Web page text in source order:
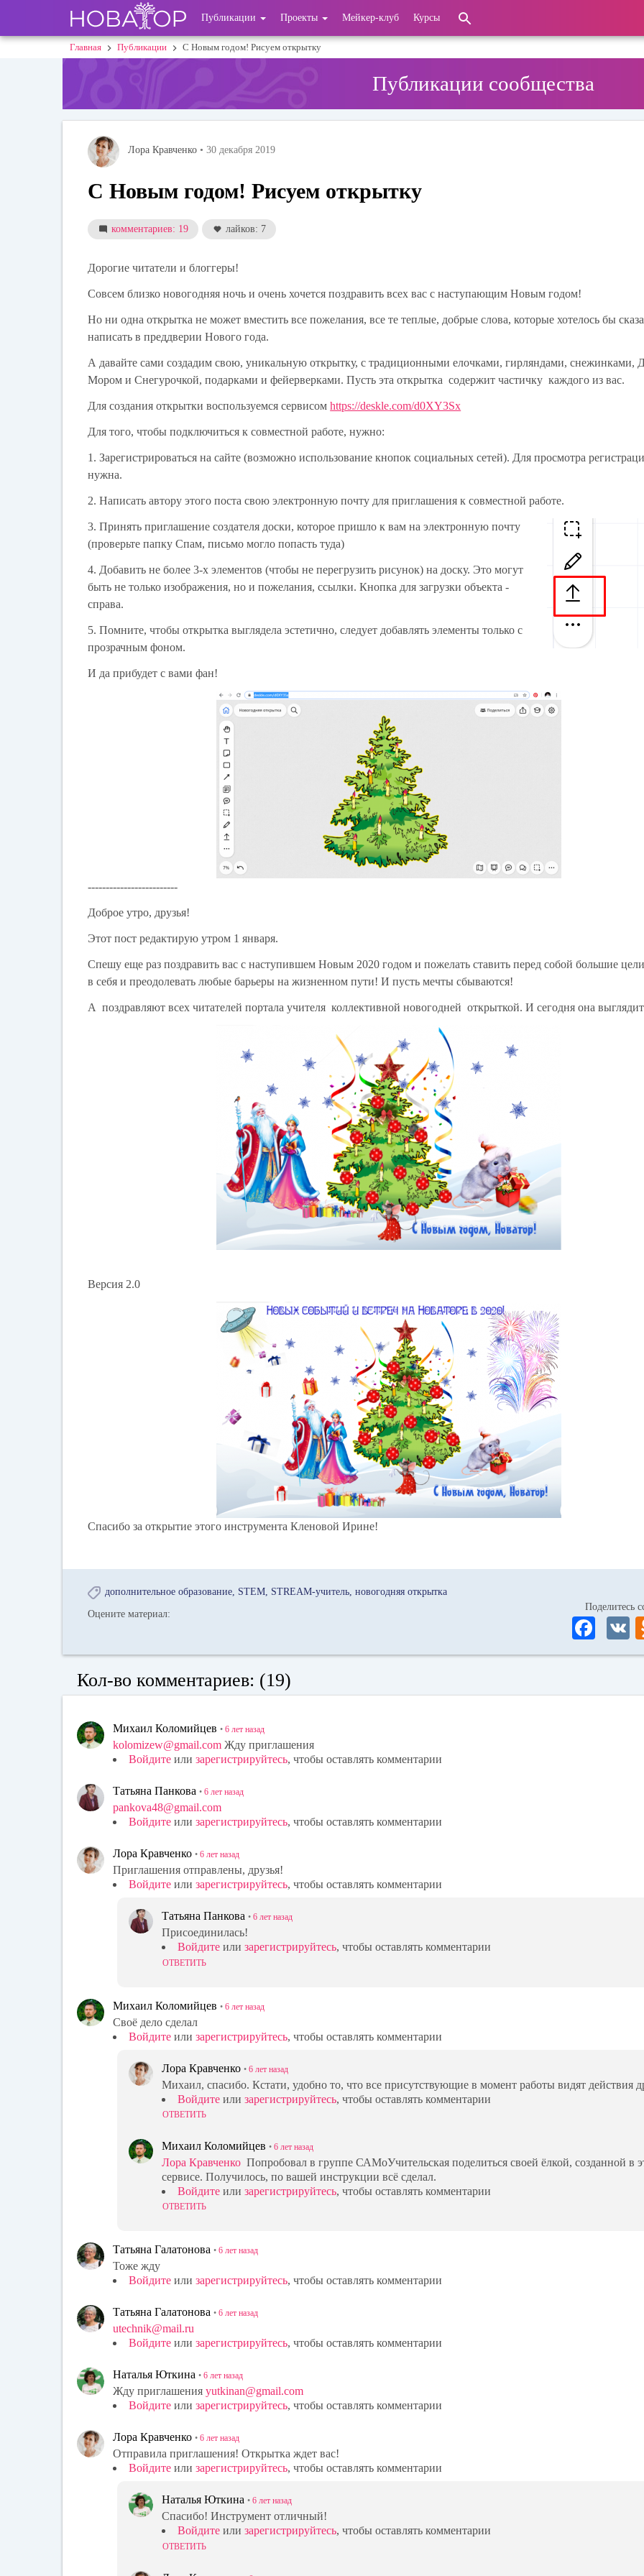
основному
User
account
Публикации Проекты Мейкер-клуб Курсы
Строка
Главная Публикации С Новым годом! Рисуем открытку
Публикации сообщества
Лора Кравченко • 30 декабря 2019
С Новым годом! Рисуем открытку
комментариев: 19 лайков: 7
Дорогие читатели и блоггеры!
Совсем близко новогодняя ночь и очень хочется поздравить всех вас с наступающим Новым годом!
Но ни одна открытка не может вместить все пожелания, все те теплые, добрые слова, которые хотелось бы
написать в преддверии Нового года.
А давайте сами создадим свою, уникальную открытку, с традиционными елочками, гирляндами, снежинками,
Мором и Снегурочкой, подарками и фейерверками. Пусть эта открытка содержит частичку каждого из вас.
Для создания открытки воспользуемся сервисомhttps://deskle.com/d0XY3Sx
Для того, чтобы подключиться к совместной работе, нужно:
1. Зарегистрироваться на сайте (возможно использование кнопок социальных сетей). Для просмотра
нужна.
2. Написать автору этого поста свою электронную почту для приглашения к совместной работе.
3. Принять приглашение создателя доски, которое пришло к вам на электронную почту
(проверьте папку Спам, письмо могло попасть туда)
4. Добавить не более 3-х элементов (чтобы не перегрузить рисунок) на доску. Это могут
быть не только изображения, но и пожелания, ссылки. Кнопка для загрузки объекта -
справа.
5. Помните, чтобы открытка выглядела эстетично, следует добавлять элементы только с
прозрачным фоном.
И да прибудет с вами фан!
-------------------------
Доброе утро, друзья!
Этот пост редактирую утром 1 января.
Спешу еще раз поздравить вас с наступившем Новым 2020 годом и пожелать ставить перед собой большие
в себя и преодолевать любые барьеры на жизненном пути! И пусть мечты сбываются!
А поздравляют всех читателей портала учителя коллективной новогодней открыткой. И сегодня она
Версия 2.0
Спасибо за открытие этого инструмента Кленовой Ирине!
дополнительное образование STEM STREAM-учитель новогодняя открытка
Оцените материал:
Поделитесь
Fa
ce
ok
Кол-во комментариев: (19)
Михаил Коломийцев • 6 лет назад
kolomizew@gmail.com Жду приглашения
Войдите или зарегистрируйтесь, чтобы оставлять комментарии
Татьяна Панкова • 6 лет назад
pankova48@gmail.com
Войдите или зарегистрируйтесь, чтобы оставлять комментарии
Лора Кравченко • 6 лет назад
Приглашения отправлены, друзья!
Войдите или зарегистрируйтесь, чтобы оставлять комментарии
Татьяна Панкова • 6 лет назад
Присоединилась!
Войдите или зарегистрируйтесь, чтобы оставлять комментарии
ОТВЕТИТЬ
Михаил Коломийцев • 6 лет назад
Своё дело сделал
Войдите или зарегистрируйтесь, чтобы оставлять комментарии
Лора Кравченко • 6 лет назад
Михаил, спасибо. Кстати, удобно то, что все присутствующие в момент работы видят действия
Войдите или зарегистрируйтесь, чтобы оставлять комментарии
ОТВЕТИТЬ
Михаил Коломийцев • 6 лет назад
Лора Кравченко Попробовал в группе САМоУчительская поделиться своей ёлкой, созданной в
сервисе. Получилось, по вашей инструкции всё сделал.
Войдите или зарегистрируйтесь, чтобы оставлять комментарии
ОТВЕТИТЬ
Татьяна Галатонова • 6 лет назад
Тоже жду
Войдите или зарегистрируйтесь, чтобы оставлять комментарии
Татьяна Галатонова • 6 лет назад
utechnik@mail.ru
Войдите или зарегистрируйтесь, чтобы оставлять комментарии
Наталья Юткина • 6 лет назад
Жду приглашения yutkinan@gmail.com
Войдите или зарегистрируйтесь, чтобы оставлять комментарии
Лора Кравченко • 6 лет назад
Отправила приглашения! Открытка ждет вас!
Войдите или зарегистрируйтесь, чтобы оставлять комментарии
Наталья Юткина • 6 лет назад
Спасибо! Инструмент отличный!
Войдите или зарегистрируйтесь, чтобы оставлять комментарии
ОТВЕТИТЬ